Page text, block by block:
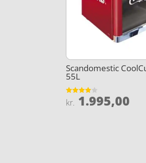
Scandomestic
55L
Vurderet
4
kr. 1.995,00